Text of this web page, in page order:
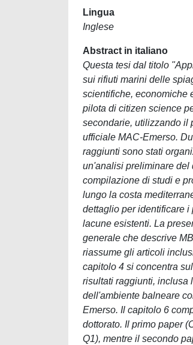
Lingua
Inglese
Abstract in italiano
Questa tesi dal titolo
sui rifiuti marini delle
scientifiche, economiche
pilota di citizen science
secondarie, utilizzando il
ufficiale MAC-Emerso.
raggiunti sono stati
un'analisi preliminare del
compilazione di studi e
lungo la costa
dettaglio per identificare
lacune esistenti. La
generale che descrive
riassume gli articoli
capitolo 4 si concentra
risultati raggiunti, inclusa
dell'ambiente balneare
Emerso. Il capitolo 6
dottorato. Il primo paper
Q1), mentre il secondo